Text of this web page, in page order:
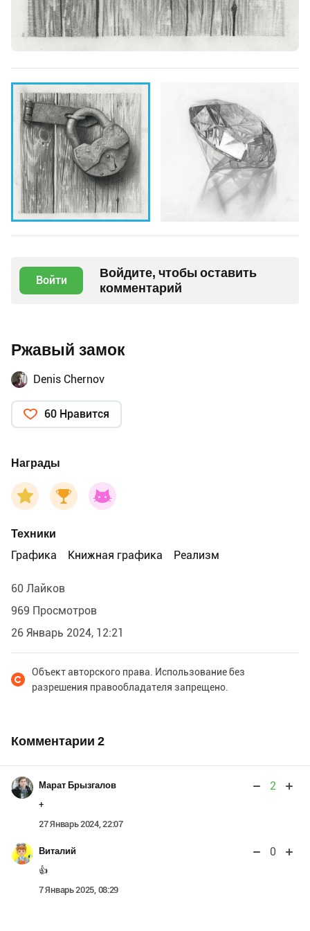
Войти
Войдите, чтобы оставить
комментарий
Ржавый замок
Denis Chernov
60 Нравится
Награды
Техники
Графика
Книжная графика Реализм
60 Лайков
969 Просмотров
26 Январь 2024, 12:21
Объект авторского права. Использование без
разрешения правообладателя запрещено.
Комментарии 2
Марат Брызгалов 2
+
27 Январь 2024, 22:07
Виталий 0
👍
7 Январь 2025, 08:29